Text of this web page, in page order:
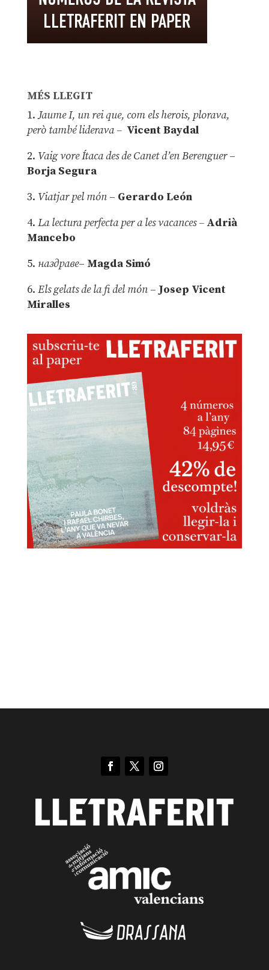
MÉS LLEGIT
1.Jaume I, un rei que, com els herois, plorava,
però també liderava – Vicent Baydal
2. Vaig vore Ítaca des de Canet d’en Berenguer–
Borja Segura
3. Viatjar pel món – Gerardo León
4. La lectura perfecta per a les vacances –Adrià
Mancebo
5. наздраве– Magda Simó
6. Els gelats de la fi del món – Josep Vicent
Miralles